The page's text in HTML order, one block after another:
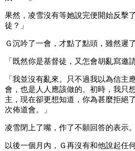
果然，凌雪沒有等她說完便開始反擊
徒？」
Ｇ沉吟了一會，才點了點頭，雖然遲
「既然你是基督徒，又怎會胡亂寫邀
「我並沒有亂來。只不過我以為信主
會，也是人人應該做的。初時，我只
主，現在卻更想知道，你為甚麼拒絕
次佈道會。」
凌雪閉上了嘴，作了不願回答的表示。
以後一個月內，Ｇ再沒有和他說起任